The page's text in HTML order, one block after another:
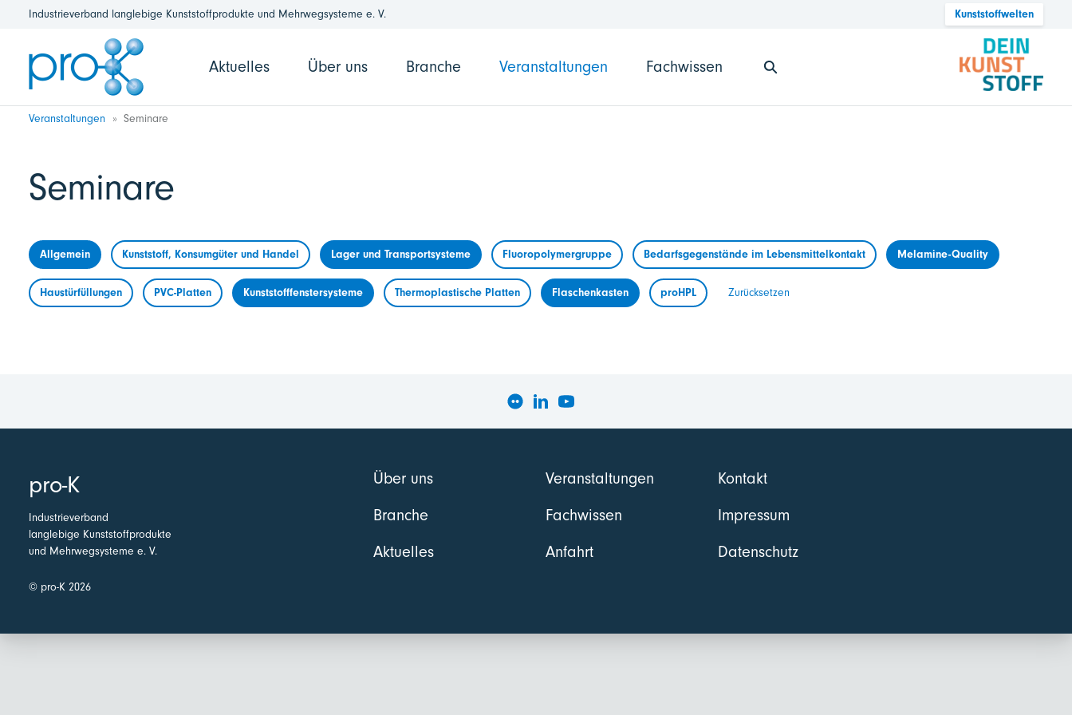
Industrieverband langlebige Kunststoffprodukte und Mehrwegsysteme e. V. Kunststoffwelten
Aktuelles Über uns Branche Veranstaltungen Fachwissen
Veranstaltungen Seminare
Seminare
Allgemein Kunststoff, Konsumgüter und Handel Lager und Transportsysteme Fluoropolymergruppe Bedarfsgegenstände im Lebensmittelkontakt Melamine-Quality
Haustürfüllungen PVC-Platten Kunststofffenstersysteme Thermoplastische Platten Flaschenkasten proHPL Zurücksetzen
pro-K
Industrieverband
langlebige Kunststoffprodukte
und Mehrwegsysteme e. V.
© pro-K 2026
Über uns
Branche
Aktuelles
Veranstaltungen
Fachwissen
Anfahrt
Kontakt
Impressum
Datenschutz